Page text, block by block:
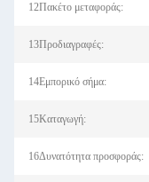
12Πακέτο μεταφοράς:
13Προδιαγραφές:
14Εμπορικό σήμα:
15Καταγωγή:
16Δυνατότητα προσφοράς: